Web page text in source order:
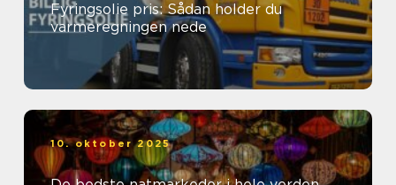
Fyringsolie pris: Sådan holder du
varmeregningen nede
10. oktober 2025